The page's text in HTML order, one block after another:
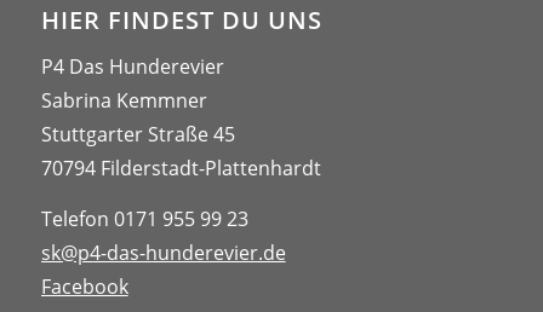
HIER FINDEST DU UNS
P4 Das Hunderevier
Sabrina Kemmner
Stuttgarter Straße 45
70794 Filderstadt-Plattenhardt
Telefon 0171 955 99 23
sk@p4-das-hunderevier.de
Facebook